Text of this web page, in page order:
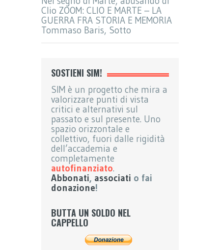
Clio ZOOM: CLIO E MARTE – LA
GUERRA FRA STORIA E MEMORIA
Tommaso Baris, Sotto
SOSTIENI SIM!
SIM è un progetto che mira a
valorizzare punti di vista
critici e alternativi sul
passato e sul presente. Uno
spazio orizzontale e
collettivo, fuori dalle rigidità
dell’accademia e
completamente
autofinanziato.
Abbonati, associati o fai
donazione!
BUTTA UN SOLDO NEL
CAPPELLO